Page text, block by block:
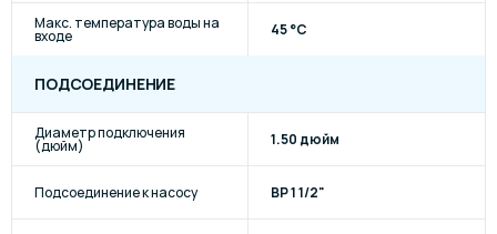
Макс. температура воды на
входе 45 °C
ПОДСОЕДИНЕНИЕ
Диаметр подключения
(дюйм) 1.50 дюйм
Подсоединение к насосу ВР 1 1/2"